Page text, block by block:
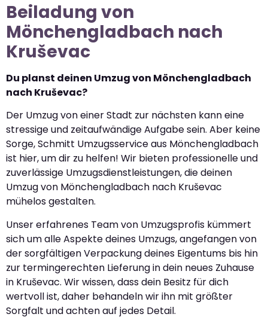
Beiladung von
Mönchengladbach nach
Kruševac
Du planst deinen Umzug von Mönchengladbach
nach Kruševac?
Der Umzug von einer Stadt zur nächsten kann eine
stressige und zeitaufwändige Aufgabe sein. Aber keine
Sorge, Schmitt Umzugsservice aus Mönchengladbach
ist hier, um dir zu helfen! Wir bieten professionelle und
zuverlässige Umzugsdienstleistungen, die deinen
Umzug von Mönchengladbach nach Kruševac
mühelos gestalten.
Unser erfahrenes Team von Umzugsprofis kümmert
sich um alle Aspekte deines Umzugs, angefangen von
der sorgfältigen Verpackung deines Eigentums bis hin
zur termingerechten Lieferung in dein neues Zuhause
in Kruševac. Wir wissen, dass dein Besitz für dich
wertvoll ist, daher behandeln wir ihn mit größter
Sorgfalt und achten auf jedes Detail.